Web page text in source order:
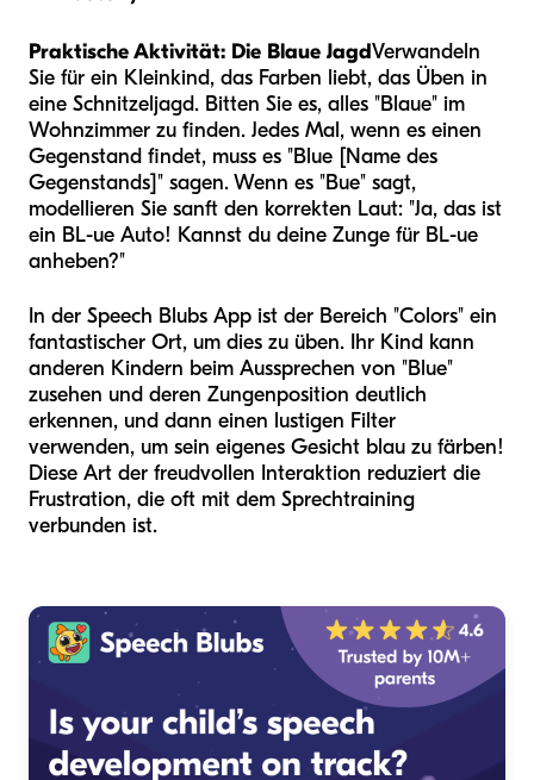
Praktische Aktivität: Die Blaue JagdVerwandeln
Sie für ein Kleinkind, das Farben liebt, das Üben in
eine Schnitzeljagd. Bitten Sie es, alles "Blaue" im
Wohnzimmer zu finden. Jedes Mal, wenn es einen
Gegenstand findet, muss es "Blue [Name des
Gegenstands]" sagen. Wenn es "Bue" sagt,
modellieren Sie sanft den korrekten Laut: "Ja, das ist
ein BL-ue Auto! Kannst du deine Zunge für BL-ue
anheben?"
In der Speech Blubs App ist der Bereich "Colors" ein
fantastischer Ort, um dies zu üben. Ihr Kind kann
anderen Kindern beim Aussprechen von "Blue"
zusehen und deren Zungenposition deutlich
erkennen, und dann einen lustigen Filter
verwenden, um sein eigenes Gesicht blau zu färben!
Diese Art der freudvollen Interaktion reduziert die
Frustration, die oft mit dem Sprechtraining
verbunden ist.